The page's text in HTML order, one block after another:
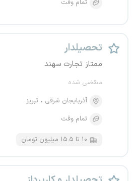
تمام وقت
تحصیلدار
ممتاز تجارت سهند
منقضی شده
آذربایجان شرقی
تبریز
تمام وقت
۱۰ تا ۱۵.۵ میلیون تومان